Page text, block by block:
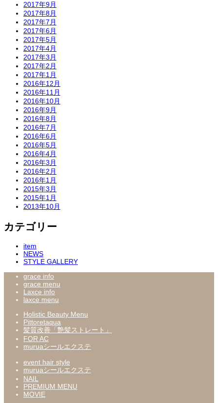
2017年9月
2017年8月
2017年7月
2017年6月
2017年5月
2017年4月
2017年3月
2017年2月
2017年1月
2016年12月
2016年11月
2016年10月
2016年9月
2016年8月
2016年7月
2016年6月
2016年5月
2016年4月
2016年3月
2016年2月
2016年1月
2015年3月
2015年1月
2013年10月
カテゴリー
item
NEWS
STYLE GALLERY
grace info
grace menu
Laxce info
laxce menu
Holistic Beauty Menu
Pittoretaqua
髪質改善「艶髪ストレート」
FOR AC
muruaシールエクステ
event hair style
muruaシールエクステ
NAIL
PREMIUM MENU
MOVIE